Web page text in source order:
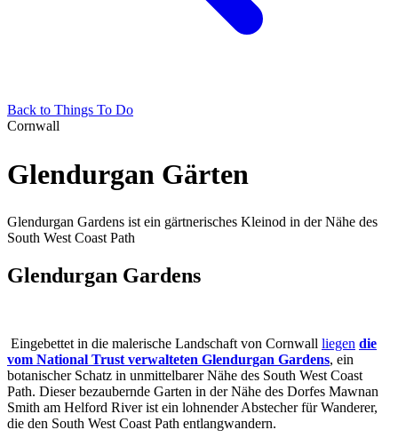
Back to Things To Do
Cornwall
Glendurgan Gärten
Glendurgan Gardens ist ein gärtnerisches Kleinod in der Nähe des
South West Coast Path
Glendurgan Gardens
Eingebettet in die malerische Landschaft von Cornwall liegen die
vom National Trust verwalteten Glendurgan Gardens, ein
botanischer Schatz in unmittelbarer Nähe des South West Coast
Path. Dieser bezaubernde Garten in der Nähe des Dorfes Mawnan
Smith am Helford River ist ein lohnender Abstecher für Wanderer,
die den South West Coast Path entlangwandern.